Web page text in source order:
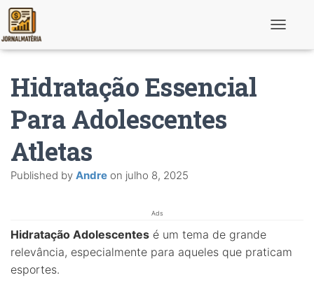
Hidratação Essencial
Para Adolescentes
Atletas
Published by Andre on julho 8, 2025
Ads
Hidratação Adolescentes é um tema de grande
relevância, especialmente para aqueles que praticam
esportes.